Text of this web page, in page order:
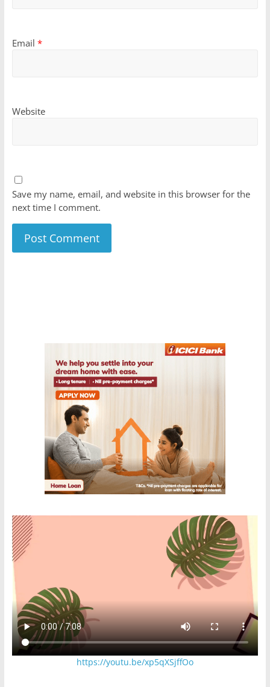
Email *
Website
Save my name, email, and website in this browser for the
next time I comment.
https://youtu.be/xp5qXSjffOo